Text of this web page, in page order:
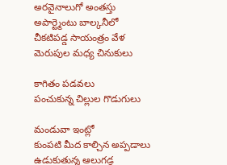
అరవైనాలుగో అంతస్తు
అపార్ట్మెంటు బాల్కనీలో
చీకటిపడ్డ సాయంత్రం వేళ
మెరుపుల మధ్య చినుకులు
కాగితం పడవలు
పంచుకున్న చిల్లుల గొడుగులు
మండువా ఇంట్లో
కుంపటి మీద కాల్చిన అప్పడాలు
ఉడుకుతున్న ఆలుగడ్డ